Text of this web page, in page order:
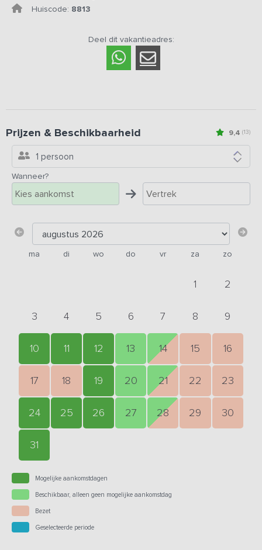
Huiscode: 8813
Deel dit vakantieadres:
9,4 (13)
Prijzen & Beschikbaarheid
1 persoon
Wanneer?
ma di wo do vr za zo
1 2
3 4 5 6 7 8 9
10 11 12 13 14 15 16
17 18 19 20 21 22 23
24 25 26 27 28 29 30
31
Mogelijke aankomstdagen
Beschikbaar, alleen geen mogelijke aankomstdag
Bezet
Geselecteerde periode